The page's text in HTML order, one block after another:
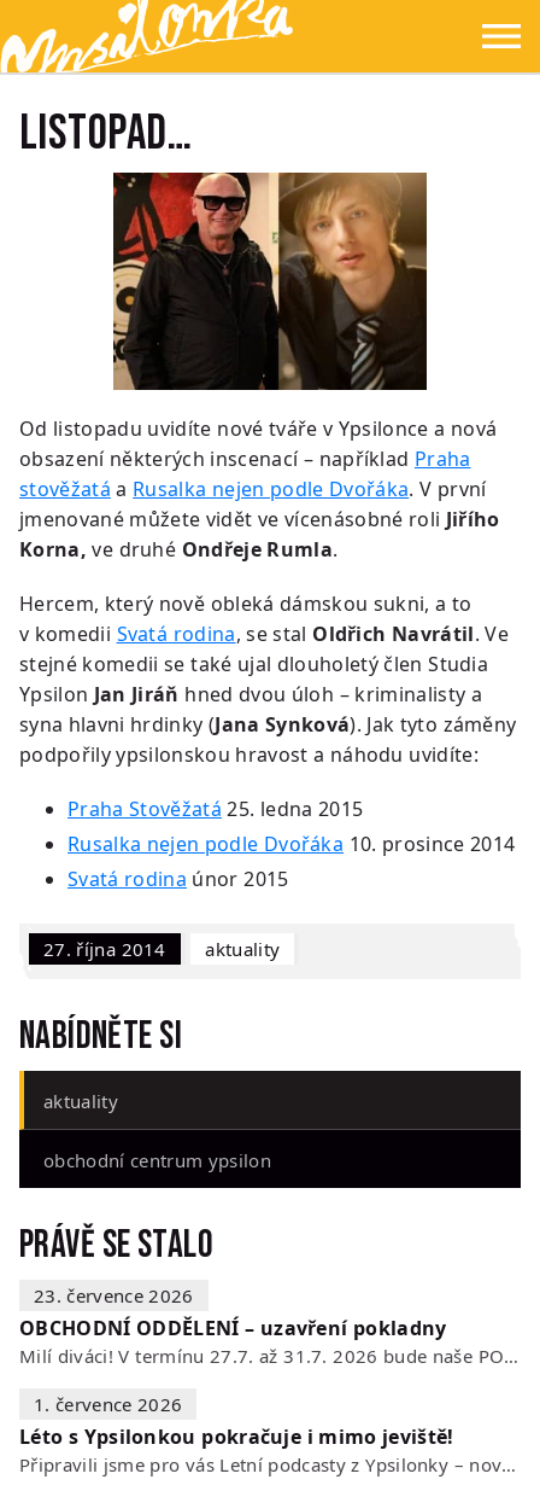
Přejít na hlavní obsah
Přejít na navigaci
Přejít na hledání
Ypsilonka ☰
Listopad…
Od listopadu uvidíte nové tváře v Ypsilonce a nová
obsazení některých inscenací – například Praha
stověžatá a Rusalka nejen podle Dvořáka. V první
jmenované můžete vidět ve vícenásobné roli Jiřího
Korna, ve druhé Ondřeje Rumla.
Hercem, který nově obleká dámskou sukni, a to
v komedii Svatá rodina, se stal Oldřich Navrátil. Ve
stejné komedii se také ujal dlouholetý člen Studia
Ypsilon Jan Jiráň hned dvou úloh – kriminalisty a
syna hlavni hrdinky (Jana Synková). Jak tyto záměny
podpořily ypsilonskou hravost a náhodu uvidíte:
Praha Stověžatá 25. ledna 2015
Rusalka nejen podle Dvořáka 10. prosince 2014
Svatá rodina únor 2015
27. října 2014 Aktuality
Nabídněte si
aktuality
obchodní centrum ypsilon
Právě se stalo
23. července 2026
OBCHODNÍ ODDĚLENÍ – uzavření pokladny
Milí diváci! V termínu 27.7. až 31.7. 2026 bude naše POKLADNA z technických…
1. července 2026
Léto s Ypsilonkou pokračuje i mimo jeviště!
Připravili jsme pro vás Letní podcasty z Ypsilonky – novou sérii rozhovorů s…